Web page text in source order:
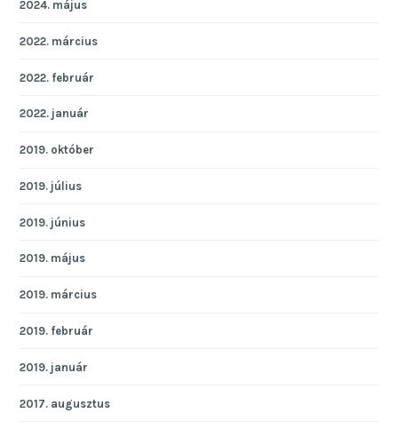
2024. május
2022. március
2022. február
2022. január
2019. október
2019. július
2019. június
2019. május
2019. március
2019. február
2019. január
2017. augusztus